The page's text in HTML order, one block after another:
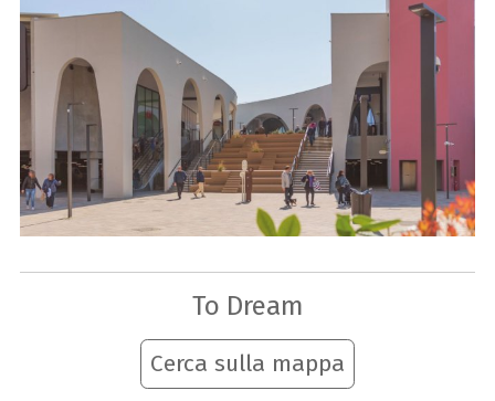
To Dream
Cerca sulla mappa